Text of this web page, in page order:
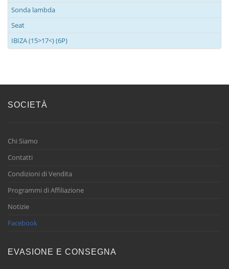
Sonda lambda
Seat
IBIZA (15>17<) (6P)
SOCIETÀ
Chi Siamo
Contatti
Condizioni di Vendita
Programmi di Affiliazione
Notizie
Facebook
EVASIONE E CONSEGNA